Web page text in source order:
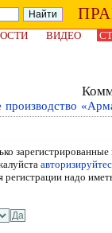
ВИДЕО
регистрации надо